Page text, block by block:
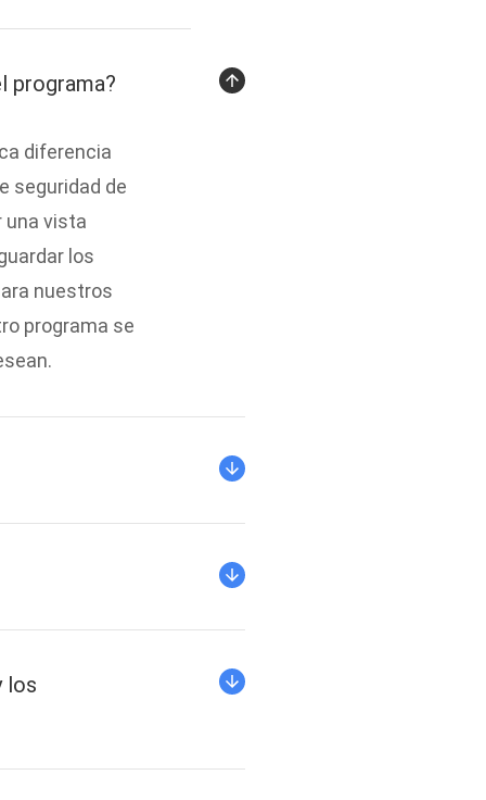
programa?
diferencia
seguridad de
una vista
los
nuestros
programa se
los